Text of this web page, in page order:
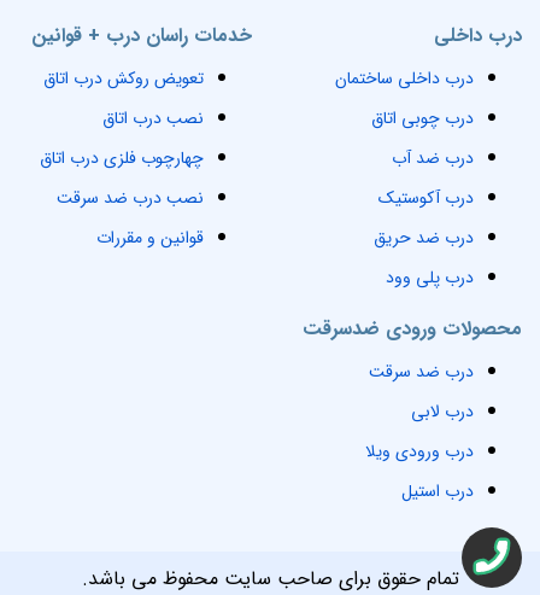
خدمات راسان درب + قوانین
تعویض روکش درب اتاق
نصب درب اتاق
چهارچوب فلزی درب اتاق
نصب درب ضد سرقت
قوانین و مقررات
محصولات ورودی ضدسرقت
درب ضد سرقت
درب لابی
درب ورودی ویلا
درب استیل
درب داخلی
درب داخلی ساختمان
درب چوبی اتاق
درب ضد آب
درب آکوستیک
درب ضد حریق
درب پلی وود
تمام حقوق برای صاحب سایت محفوظ می باشد.